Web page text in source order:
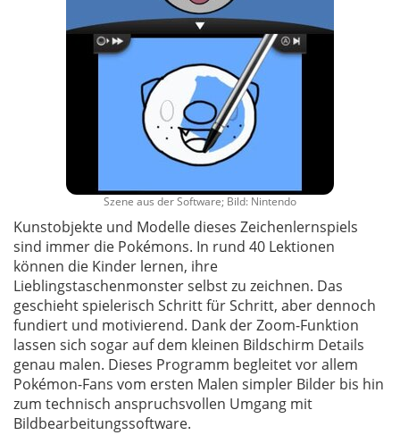
Szene aus der Software; Bild: Nintendo
Kunstobjekte und Modelle dieses Zeichenlernspiels
sind immer die Pokémons. In rund 40 Lektionen
können die Kinder lernen, ihre
Lieblingstaschenmonster selbst zu zeichnen. Das
geschieht spielerisch Schritt für Schritt, aber dennoch
fundiert und motivierend. Dank der Zoom-Funktion
lassen sich sogar auf dem kleinen Bildschirm Details
genau malen. Dieses Programm begleitet vor allem
Pokémon-Fans vom ersten Malen simpler Bilder bis hin
zum technisch anspruchsvollen Umgang mit
Bildbearbeitungssoftware.